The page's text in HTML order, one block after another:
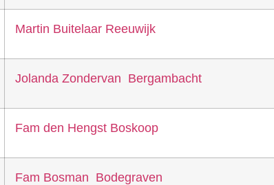
Martin Buitelaar Reeuwijk
Jolanda Zondervan Bergambacht
Fam den Hengst Boskoop
Fam Bosman Bodegraven